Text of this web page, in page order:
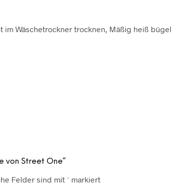
im Wäschetrockner trocknen, Mäßig heiß
von Street One“
Felder sind mit * markiert